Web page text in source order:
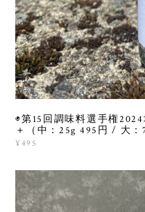
◉第15回調味料選手権
＋（中：25g 495円 / 大：
¥495